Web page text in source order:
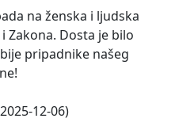
na ženska i ljudska
Zakona. Dosta je bilo
pripadnike našeg
12-06)